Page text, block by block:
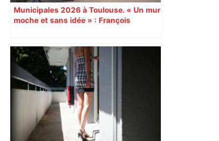
Municipales 2026 à Toulouse. « Un mur
moche et sans idée » : François
Augustins